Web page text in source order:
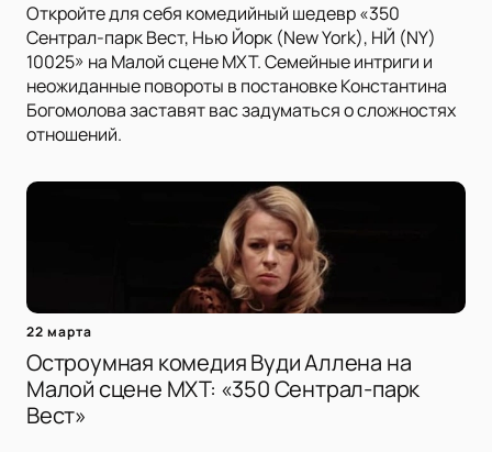
Откройте для себя комедийный шедевр «350
Сентрал-парк Вест, Нью Йорк (New York), НЙ (NY)
10025» на Малой сцене МХТ. Семейные интриги и
неожиданные повороты в постановке Константина
Богомолова заставят вас задуматься о сложностях
отношений.
22 марта
Остроумная комедия Вуди Аллена на
Малой сцене МХТ: «350 Сентрал-парк
Вест»